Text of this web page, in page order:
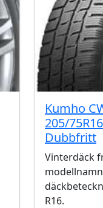
Kumho
205/
Dubbfritt
Vinterdäck
R16.